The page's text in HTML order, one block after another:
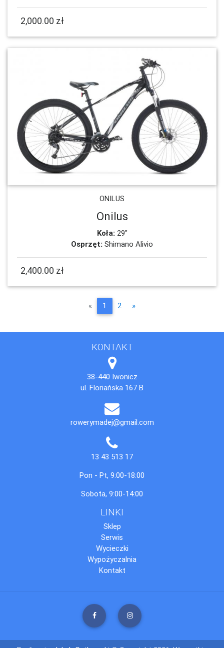
2,000.00 zł
ONILUS
Onilus
Koła: 29"
Osprzęt: Shimano Alivio
2,400.00 zł
«Poprzednia
1 2 »Następna
KONTAKT
38-440 Iwonicz
ul. Floriańska 167 B
rowerymadej@gmail.com
13 43 513 17
Pon - Pt, 9:00-18:00
Sobota, 9:00-14:00
LINKI
Sklep
Serwis
Wycieczki
Wypożyczalnia
Kontakt